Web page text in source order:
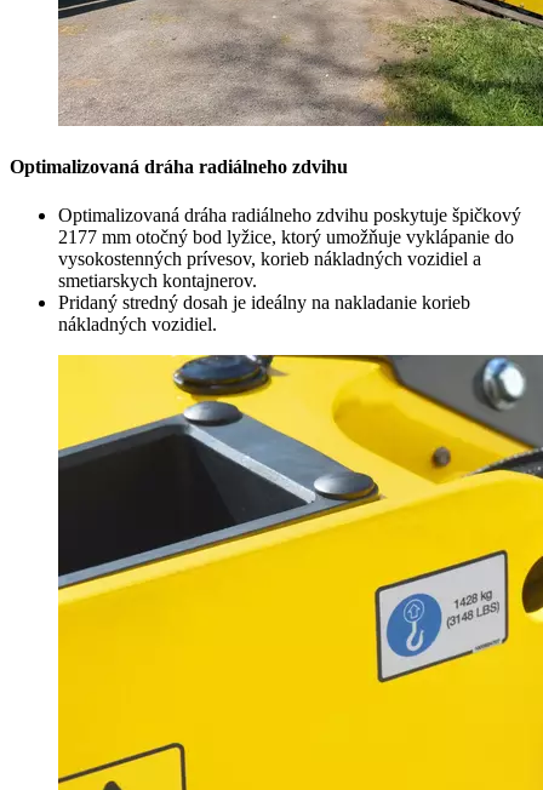
Optimalizovaná dráha radiálneho zdvihu
Optimalizovaná dráha radiálneho zdvihu poskytuje špičkový
2177 mm otočný bod lyžice, ktorý umožňuje vyklápanie do
vysokostenných prívesov, korieb nákladných vozidiel a
smetiarskych kontajnerov.
Pridaný stredný dosah je ideálny na nakladanie korieb
nákladných vozidiel.